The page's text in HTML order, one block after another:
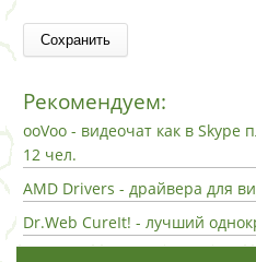
Рекомендуем:
ooVoo - видеочат как в
12 чел.
AMD Drivers - драйвера для
Dr.Web CureIt! - лучший